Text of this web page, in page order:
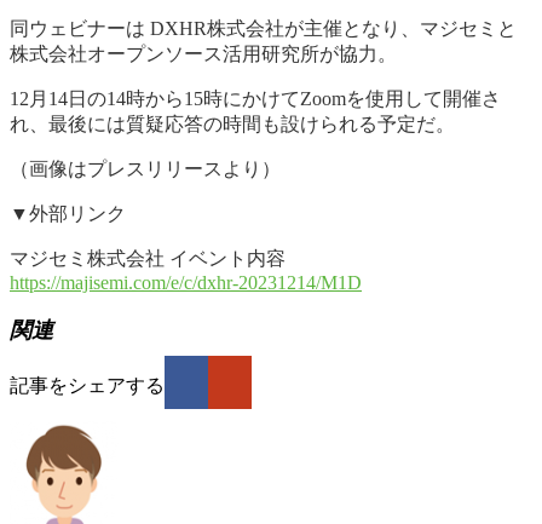
同ウェビナーは DXHR株式会社が主催となり、マジセミと
株式会社オープンソース活用研究所が協力。
12月14日の14時から15時にかけてZoomを使用して開催さ
れ、最後には質疑応答の時間も設けられる予定だ。
（画像はプレスリリースより）
▼外部リンク
マジセミ株式会社 イベント内容
https://majisemi.com/e/c/dxhr-20231214/M1D
関連
記事をシェアする